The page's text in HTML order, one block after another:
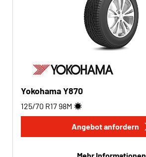
Yokohama Y870
125/70 R17 98M
Angebot anfordern